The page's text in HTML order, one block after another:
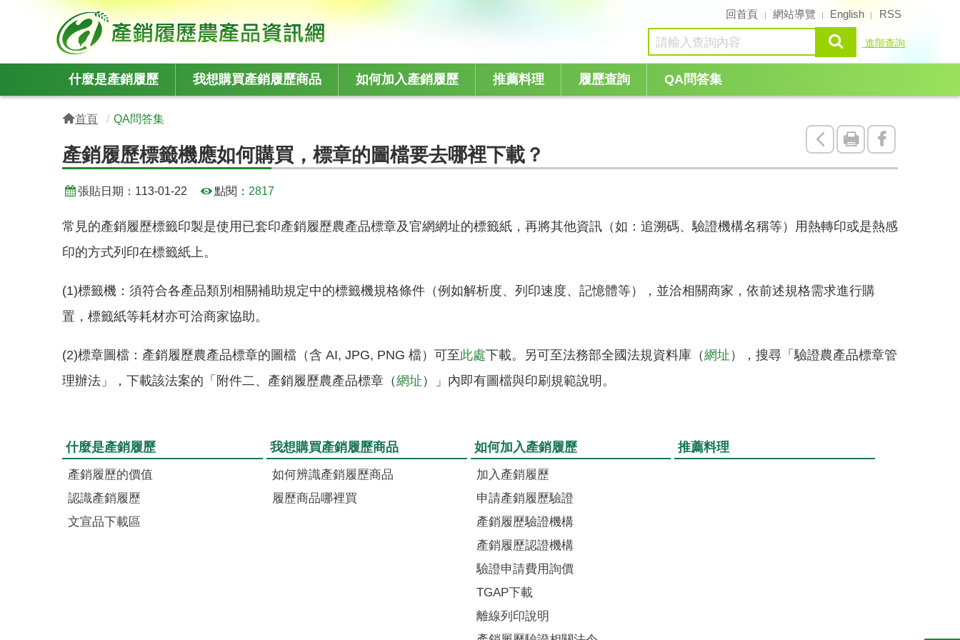
回首頁 網站導覽 English RSS
查詢 進階查詢
什麼是產銷履歷 我想購買產銷履歷商品 如何加入產銷履歷 推薦料理 履歷查詢 QA問答集
首頁 QA問答集
產銷履歷標籤機應如何購買，標章的圖檔要去哪裡下載？
回
上
頁
友
善
印
Facebook
張貼日期： 113-01-22 點閱： 2817
常見的產銷履歷標籤印製是使用已套印產銷履歷農產品標章及官網網址的標籤紙，再將其他資訊（如：追溯碼、驗證機構名稱等）用熱轉印或是熱感
印的方式列印在標籤紙上。
(1)標籤機：須符合各產品類別相關補助規定中的標籤機規格條件（例如解析度、列印速度、記憶體等），並洽相關商家，依前述規格需求進行購
置，標籤紙等耗材亦可洽商家協助。
(2)標章圖檔：產銷履歷農產品標章的圖檔（含 AI, JPG, PNG 檔）可至此處下載。另可至法務部全國法規資料庫（網址 ），搜尋「驗證農產品標章管
理辦法」，下載該法案的「附件二、產銷履歷農產品標章（網址 ）」內即有圖檔與印刷規範說明。
什麼是產銷履歷
產銷履歷的價值
認識產銷履歷
文宣品下載區
我想購買產銷履歷商品
如何辨識產銷履歷商品
履歷商品哪裡買
如何加入產銷履歷
加入產銷履歷
申請產銷履歷驗證
產銷履歷驗證機構
產銷履歷認證機構
驗證申請費用詢價
TGAP下載
離線列印說明
推薦料理